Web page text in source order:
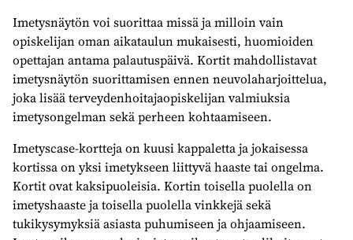
Imetysnäytön voi suorittaa missä ja milloin vain
opiskelijan oman aikataulun mukaisesti, huomioiden
opettajan antama palautuspäivä. Kortit mahdollistavat
imetysnäytön suorittamisen ennen neuvolaharjoittelua,
joka lisää terveydenhoitajaopiskelijan valmiuksia
imetysongelman sekä perheen kohtaamiseen.
Imetyscase-kortteja on kuusi kappaletta ja jokaisessa
kortissa on yksi imetykseen liittyvä haaste tai ongelma.
Kortit ovat kaksipuoleisia. Kortin toisella puolella on
imetyshaaste ja toisella puolella vinkkejä sekä
tukikysymyksiä asiasta puhumiseen ja ohjaamiseen.